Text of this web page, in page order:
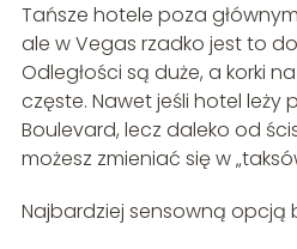
Tańsze hotele poza
ale w Vegas rzadko jest to
Odległości są duże, a korki
częste. Nawet jeśli hotel leży
Boulevard, lecz daleko od
możesz zmieniać się w
Najbardziej sensowną opcją